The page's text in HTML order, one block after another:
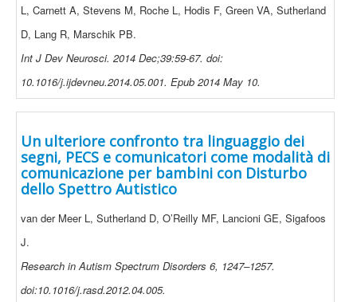
L, Carnett A, Stevens M, Roche L, Hodis F, Green VA, Sutherland
D, Lang R, Marschik PB.
Int J Dev Neurosci. 2014 Dec;39:59-67. doi:
10.1016/j.ijdevneu.2014.05.001. Epub 2014 May 10.
Un ulteriore confronto tra linguaggio dei
segni, PECS e comunicatori come modalità di
comunicazione per bambini con Disturbo
dello Spettro Autistico
van der Meer L, Sutherland D, O’Reilly MF, Lancioni GE, Sigafoos
J.
Research in Autism Spectrum Disorders 6, 1247–1257.
doi:10.1016/j.rasd.2012.04.005.